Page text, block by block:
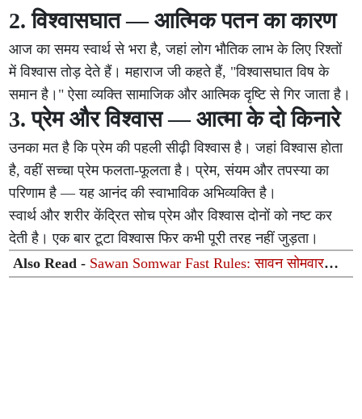
2. विश्वासघात — आत्मिक पतन का कारण
आज का समय स्वार्थ से भरा है, जहां लोग भौतिक लाभ के लिए रिश्तों
में विश्वास तोड़ देते हैं। महाराज जी कहते हैं, "विश्वासघात विष के
समान है।" ऐसा व्यक्ति सामाजिक और आत्मिक दृष्टि से गिर जाता है।
3. प्रेम और विश्वास — आत्मा के दो किनारे
उनका मत है कि प्रेम की पहली सीढ़ी विश्वास है। जहां विश्वास होता
है, वहीं सच्चा प्रेम फलता-फूलता है। प्रेम, संयम और तपस्या का
परिणाम है — यह आनंद की स्वाभाविक अभिव्यक्ति है।
स्वार्थ और शरीर केंद्रित सोच प्रेम और विश्वास दोनों को नष्ट कर
देती है। एक बार टूटा विश्वास फिर कभी पूरी तरह नहीं जुड़ता।
Also Read - Sawan Somwar Fast Rules: सावन सोमवार
व्रत के दौरान पीरियड्स आ जाएं तो क्या करें? जानें पूजा, व्रत और